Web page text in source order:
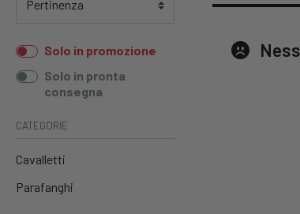
Solo in promozione
Solo in pronta
consegna
CATEGORIE
Cavalletti
Parafanghi